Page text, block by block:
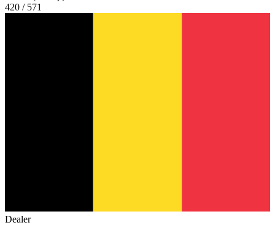
420 / 571
Dealer